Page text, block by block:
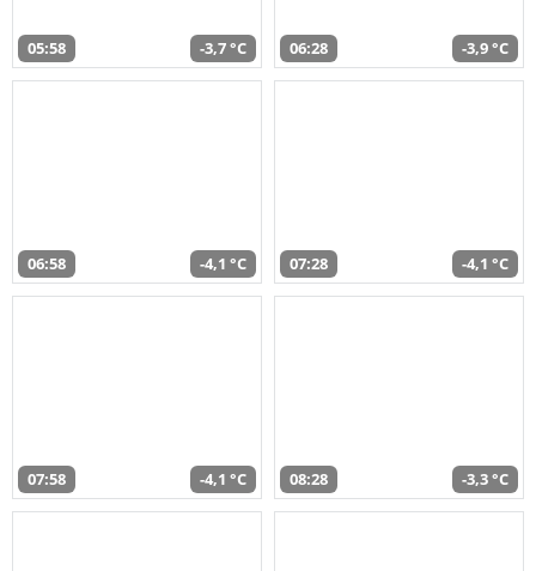
05:58 -3,7 °C 06:28 -3,9 °C
06:58 -4,1 °C 07:28 -4,1 °C
07:58 -4,1 °C 08:28 -3,3 °C